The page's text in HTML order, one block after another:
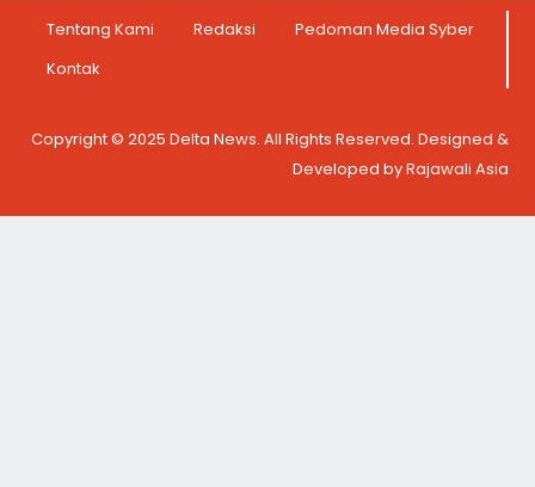
Tentang Kami Redaksi
Pedoman Media Syber
Kontak
Copyright © 2025 Delta News. All Rights Reserved. Designed &
Developed by Rajawali Asia